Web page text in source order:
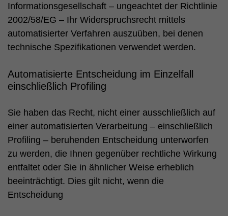
Informationsgesellschaft – ungeachtet der Richtlinie
2002/58/EG – Ihr Widerspruchsrecht mittels
automatisierter Verfahren auszuüben, bei denen
technische Spezifikationen verwendet werden.
Automatisierte Entscheidung im Einzelfall
einschließlich Profiling
Sie haben das Recht, nicht einer ausschließlich auf
einer automatisierten Verarbeitung – einschließlich
Profiling – beruhenden Entscheidung unterworfen
zu werden, die Ihnen gegenüber rechtliche Wirkung
entfaltet oder Sie in ähnlicher Weise erheblich
beeinträchtigt. Dies gilt nicht, wenn die
Entscheidung